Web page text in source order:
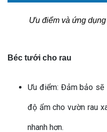
Ưu điểm và ứng
Béc tưới cho rau
Ưu điểm: Đảm bảo
độ ẩm cho vườn rau
nhanh hơn.